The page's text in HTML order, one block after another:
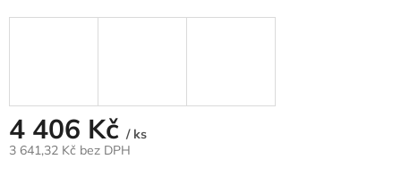
4 406 Kč / ks
3 641,32 Kč bez DPH